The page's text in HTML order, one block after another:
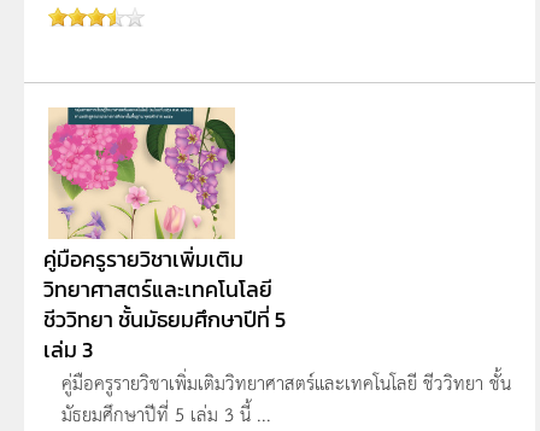
คู่มือครูรายวิชาเพิ่มเติม
วิทยาศาสตร์และเทคโนโลยี
ชีววิทยา ชั้นมัธยมศึกษาปีที่ 5
เล่ม 3
คู่มือครูรายวิชาเพิ่มเติมวิทยาศาสตร์และเทคโนโลยี ชีววิทยา ชั้น
มัธยมศึกษาปีที่ 5 เล่ม 3 นี้ ...